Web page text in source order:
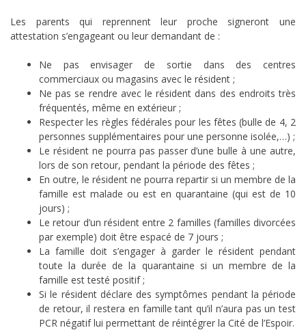
Les parents qui reprennent leur proche signeront une
attestation s’engageant ou leur demandant de :
Ne pas envisager de sortie dans des centres
commerciaux ou magasins avec le résident ;
Ne pas se rendre avec le résident dans des endroits très
fréquentés, même en extérieur ;
Respecter les règles fédérales pour les fêtes (bulle de 4, 2
personnes supplémentaires pour une personne isolée,…) ;
Le résident ne pourra pas passer d’une bulle à une autre,
lors de son retour, pendant la période des fêtes ;
En outre, le résident ne pourra repartir si un membre de la
famille est malade ou est en quarantaine (qui est de 10
jours) ;
Le retour d’un résident entre 2 familles (familles divorcées
par exemple) doit être espacé de 7 jours ;
La famille doit s’engager à garder le résident pendant
toute la durée de la quarantaine si un membre de la
famille est testé positif ;
Si le résident déclare des symptômes pendant la période
de retour, il restera en famille tant qu’il n’aura pas un test
PCR négatif lui permettant de réintégrer la Cité de l’Espoir.